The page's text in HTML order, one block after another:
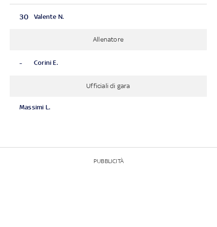
30 Valente N.
Allenatore
- Corini E.
Ufficiali di gara
Massimi L.
PUBBLICITÀ